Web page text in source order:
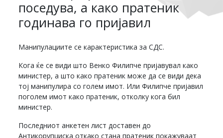
поседува, а како пратеник
годинава го пријавил
Манипулациите се карактеристика за СДС.
Кога ќе се види што Венко Филипче пријавувал како
министер, а што како пратеник може да се види дека
тој манипулира со голем имот. Или Филипче пријавил
поголем имот како пратеник, отколку кога бил
министер.
Последниот анкетен лист доставен до
Антикорупциска откако стана пратеник покажуваат